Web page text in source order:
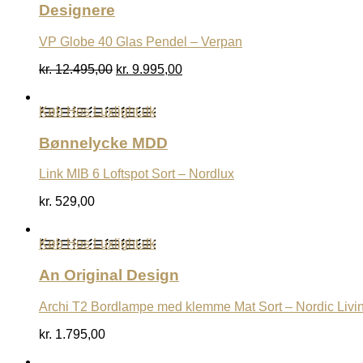
Designere
VP Globe 40 Glas Pendel – Verpan
kr.12.495,00 Den
var:
kr. 9.995,00Den
Køb Hos Luxlight.dk
Bønnelycke MDD
Link MIB 6 Loftspot Sort – Nordlux
kr. 529,00
Køb Hos Luxlight.dk
An Original Design
Archi T2 Bordlampe med klemme Mat Sort – Nordic
kr. 1.795,00